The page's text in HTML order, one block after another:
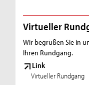
Virtueller
Wir begrüßen Sie in
Ihren Rundgang.
Link
Virtueller Rundgang